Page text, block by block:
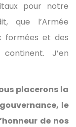
pour notre
que l’Armée
formées et des
J’en
placerons la
le
de nos